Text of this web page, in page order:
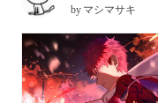
by マシマサキ